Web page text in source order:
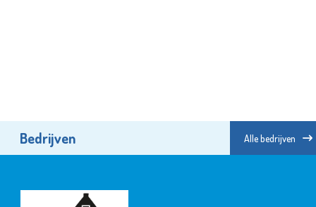
Bedrijven Alle bedrijven